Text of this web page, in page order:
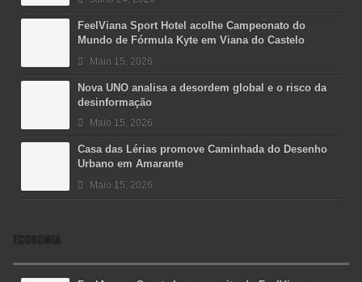
FeelViana Sport Hotel acolhe Campeonato do
Mundo de Fórmula Kyte em Viana do Castelo
Maio 15, 2026
Nova UNO analisa a desordem global e o risco da
desinformação
Maio 15, 2026
Casa das Lérias promove Caminhada do Desenho
Urbano em Amarante
Maio 15, 2026
ECONOMIA